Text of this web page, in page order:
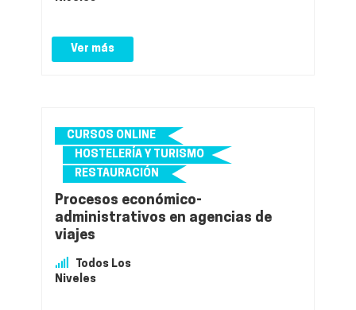
Ver más
CURSOS ONLINE
HOSTELERÍA Y TURISMO
RESTAURACIÓN
Procesos económico-
administrativos en agencias de
viajes
Todos Los
Niveles